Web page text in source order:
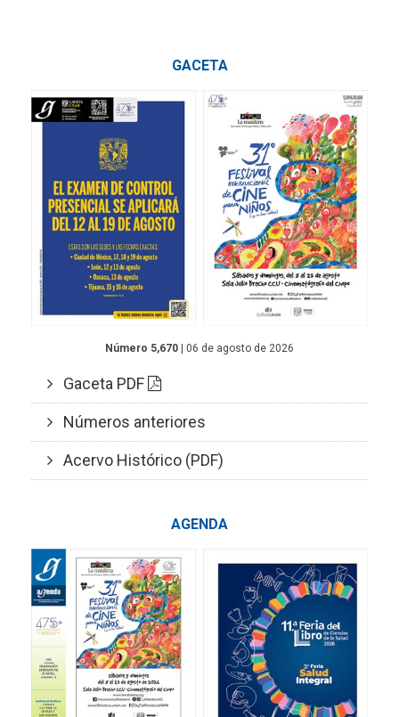
GACETA
Número 5,670 | 06 de agosto de 2026
Gaceta PDF
Números anteriores
Acervo Histórico (PDF)
AGENDA